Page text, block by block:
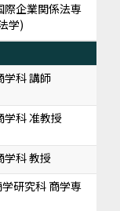
際企業関係法専
学)
学科 講師
学科 准教授
学科 教授
研究科 商学専